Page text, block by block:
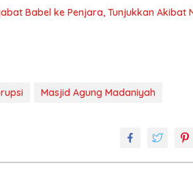
Babel ke Penjara, Tunjukkan Akibat
Masjid Agung Madaniyah